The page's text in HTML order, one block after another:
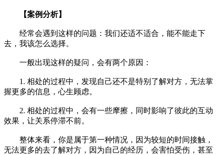
【案例分析】
经常会遇到这样的问题：我们还适不适合，能不能走下
去，我该怎么选择。
一般出现这样的疑问，会有两个原因：
1. 相处的过程中，发现自己还不是特别了解对方，无法掌
握更多的信息，心生顾虑。
2. 相处的过程中，会有一些摩擦，同时影响了彼此的互动
效果，让关系停滞不前。
整体来看，你是属于第一种情况，因为较短的时间接触，
无法更多的去了解对方，因为自己的经历，会害怕受伤，甚至